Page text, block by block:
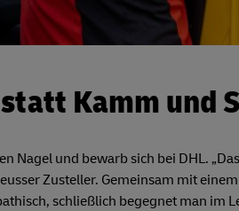
Kamm und
Nagel und bewarb sich bei DHL.
Zusteller. Gemeinsam mit
schließlich begegnet man im